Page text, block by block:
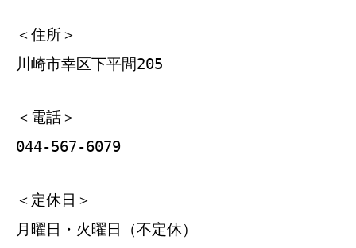
＜住所＞
川崎市幸区下平間205
＜電話＞
044-567-6079
＜定休日＞
月曜日・火曜日（不定休）